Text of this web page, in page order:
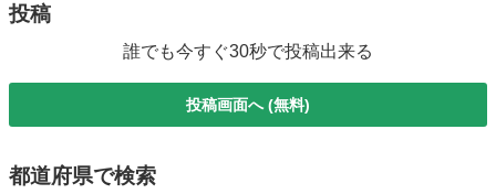
投稿
誰でも今すぐ30秒で投稿出来る
投稿画面へ (無料)
都道府県で検索